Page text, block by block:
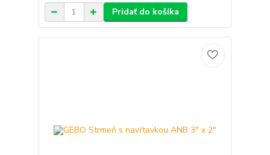
Pridať do košíka